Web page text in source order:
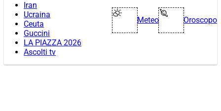
Iran
Ucraina
Ceuta
Guccini
LA PIAZZA 2026
Ascolti tv
Meteo Oroscopo